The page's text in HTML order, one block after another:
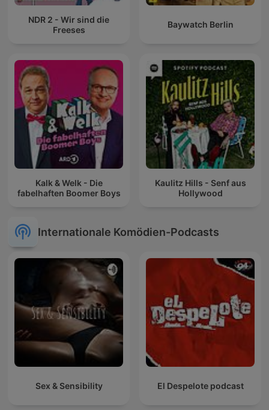
NDR 2 - Wir sind die
Freeses
Baywatch Berlin
Kalk & Welk - Die
fabelhaften Boomer Boys
Kaulitz Hills - Senf aus
Hollywood
Internationale Komödien-Podcasts
Sex & Sensibility El Despelote podcast